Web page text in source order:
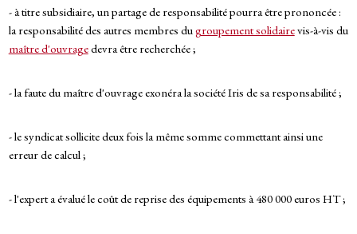
- à titre subsidiaire, un partage de responsabilité pourra être prononcée :
la responsabilité des autres membres dugroupement solidairevis-à-vis du
maître d'ouvragedevra être recherchée ;
- la faute du maître d'ouvrage exonéra la société Iris de sa responsabilité ;
- le syndicat sollicite deux fois la même somme commettant ainsi une
erreur de calcul ;
- l'expert a évalué le coût de reprise des équipements à 480 000 euros HT ;